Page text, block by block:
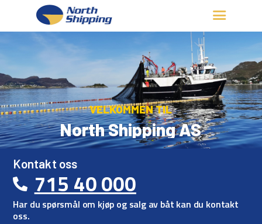
HJEM
FARTØY
FISKERITILLATELSE
KONTAKT OSS
LOGG INN
North Shipping AS
VELKOMMEN TIL
Kontakt oss
715 40 000
Har du spørsmål om kjøp og salg av båt kan du kontakt
oss.